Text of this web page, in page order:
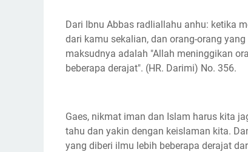
Dari Ibnu Abbas radliallahu anhu: ketika
dari kamu sekalian, dan orang-orang
maksudnya adalah "Allah meninggikan
beberapa derajat". (HR. Darimi) No. 356.
Gaes, nikmat iman dan Islam harus kita
tahu dan yakin dengan keislaman kita.
yang diberi ilmu lebih beberapa derajat